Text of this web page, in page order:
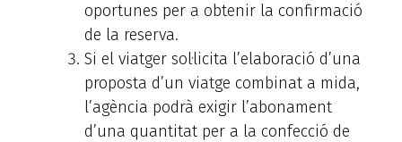
oportunes per a obtenir la confirmació
de la reserva.
Si el viatger sol·licita l’elaboració d’una
proposta d’un viatge combinat a mida,
l’agència podrà exigir l’abonament
d’una quantitat per a la confecció de